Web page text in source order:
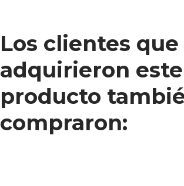
Los clientes que
adquirieron este
producto
compraron: